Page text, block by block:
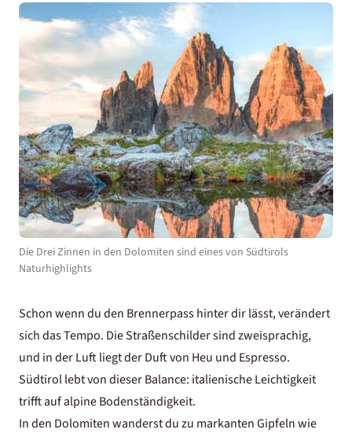
Die Drei Zinnen in den Dolomiten sind eines von Südtirols
Naturhighlights
Schon wenn du den Brennerpass hinter dir lässt, verändert
sich das Tempo. Die Straßenschilder sind zweisprachig,
und in der Luft liegt der Duft von Heu und Espresso.
Südtirol lebt von dieser Balance: italienische Leichtigkeit
trifft auf alpine Bodenständigkeit.
In den Dolomitenwanderst du zu markanten Gipfeln wie